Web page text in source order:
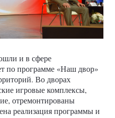
и в сфере
по программе «Наш двор»
Во дворах
игровые комплексы,
отремонтированы
реализация программы и